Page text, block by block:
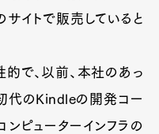
イトで販売していると
的で、以前、本社のあっ
初代のKindleの開発コー
ンピューターインフラの